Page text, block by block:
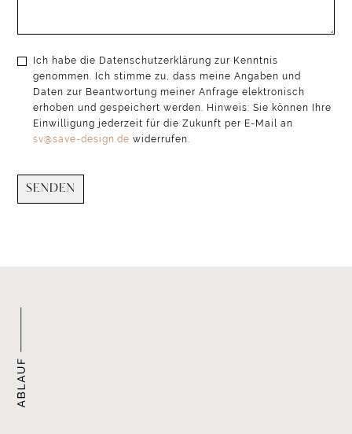
Ich habe die Datenschutzerklärung zur Kenntnis
genommen. Ich stimme zu, dass meine Angaben und
Daten zur Beantwortung meiner Anfrage elektronisch
erhoben und gespeichert werden. Hinweis: Sie können Ihre
Einwilligung jederzeit für die Zukunft per E-Mail an
sv@save-design.de widerrufen.